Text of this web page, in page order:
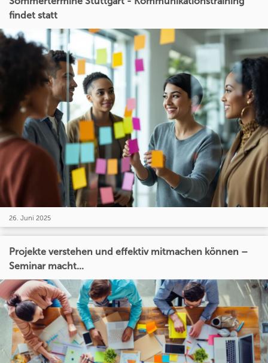
findet statt
26. Juni 2025
Projekte verstehen und effektiv mitmachen können –
Seminar macht...